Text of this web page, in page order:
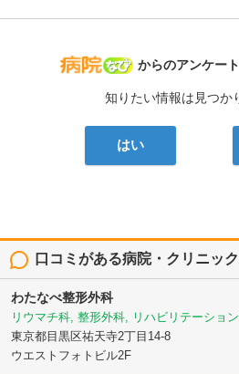
病院なび
からのアンケー
知りたい情報は見つか
はい
口コミがある病院・クリニック
わたなべ整形外科
リウマチ科, 整形外科, リハビリテーショ
東京都目黒区祐天寺2丁目14-8
ウエストフォトビル2F